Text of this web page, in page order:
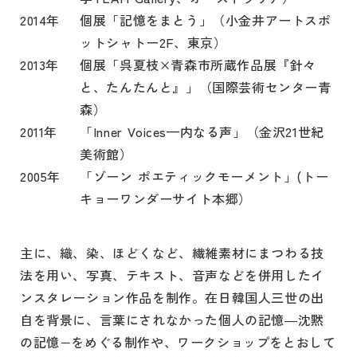
2014年
個展「記憶をまとう」（小金井アートスポ
ットシャトー2F、東京）
2013年
個展「呉夏枝×青森市所蔵作品展『針々
と、たんたんと』」（国際芸術センター青
森）
2011年
「Inner Voices—内なる声」（金沢21世紀
美術館）
2005年
「ゾーン ポエティックモーメント」(トー
キョーワンダーサイト本郷）
主に、織、染、ほどくなど、繊維素材にまつわる技
法を用い、写真、テキスト、音声などを併用したイ
ンスタレーション作品を制作。在日韓国人三世の出
自を背景に、言葉にされなかった個人の記憶―沈黙
の記憶−をめぐる制作や、ワークショップをとおして